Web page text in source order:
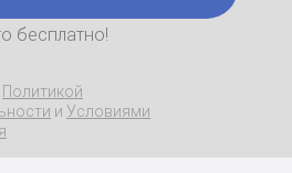
бесплатно!
Политикой
и Условиями